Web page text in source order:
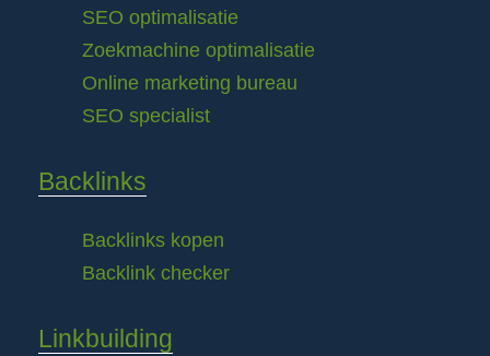
SEO optimalisatie
Zoekmachine optimalisatie
Online marketing bureau
SEO specialist
Backlinks
Backlinks kopen
Backlink checker
Linkbuilding